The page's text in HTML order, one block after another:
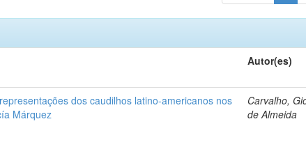
Autor(es)
dos caudilhos latino-americanos nos
Márquez
Carvalho,
de Almeida